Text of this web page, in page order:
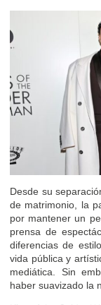
Desde su
de matrimonio, la
por mantener un
prensa de
diferencias de
vida pública y
mediática. Sin
haber suavizado la